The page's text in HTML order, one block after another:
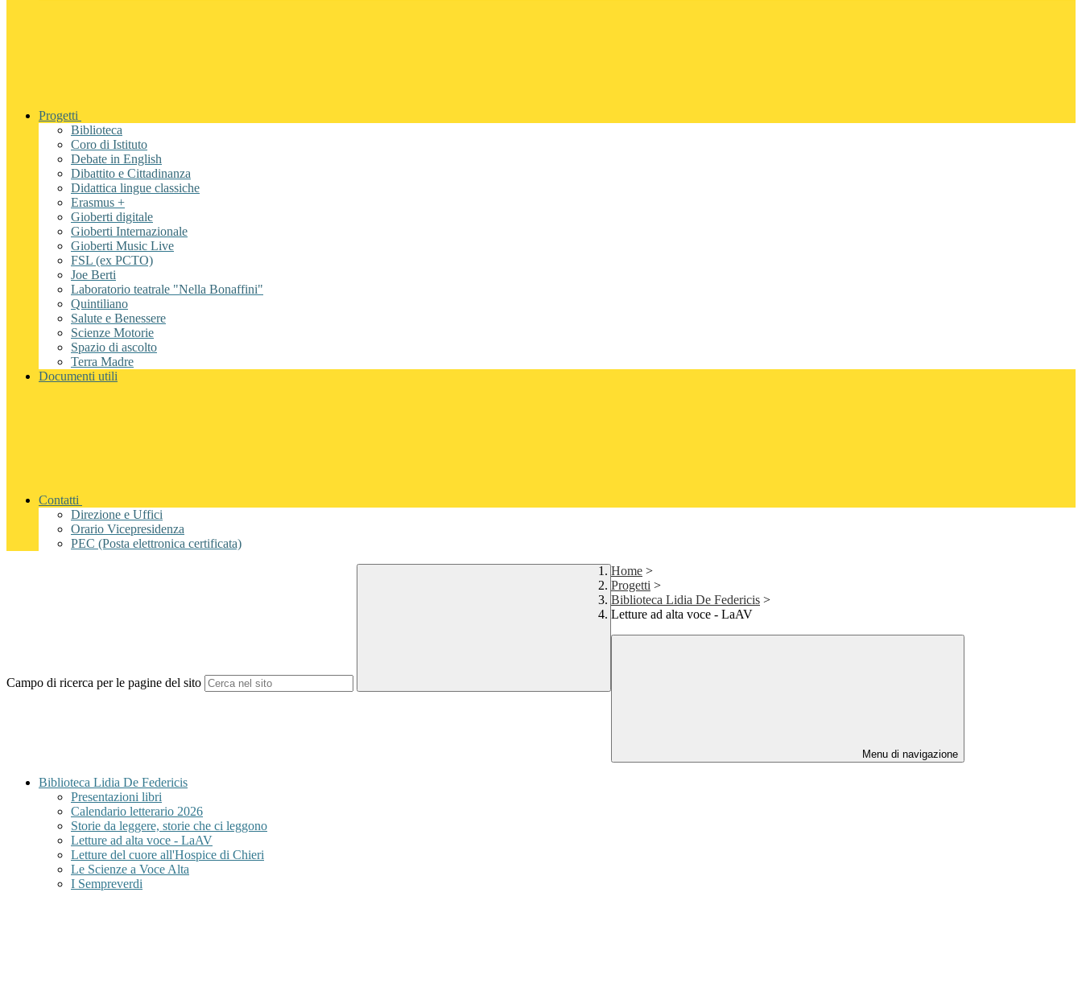
Progetti
Biblioteca
Coro di Istituto
Debate in English
Dibattito e Cittadinanza
Didattica lingue classiche
Erasmus +
Gioberti digitale
Gioberti Internazionale
Gioberti Music Live
FSL (ex PCTO)
Joe Berti
Laboratorio teatrale "Nella Bonaffini"
Quintiliano
Salute e Benessere
Scienze Motorie
Spazio di ascolto
Terra Madre
Documenti utili
Contatti
Direzione e Uffici
Orario Vicepresidenza
PEC (Posta elettronica certificata)
Campo di ricerca per le pagine del sito
Home >
Progetti >
Biblioteca Lidia De Federicis >
Letture ad alta voce - LaAV
Menu di navigazione
Biblioteca Lidia De Federicis
Presentazioni libri
Calendario letterario 2026
Storie da leggere, storie che ci leggono
Letture ad alta voce - LaAV
Letture del cuore all'Hospice di Chieri
Le Scienze a Voce Alta
I Sempreverdi